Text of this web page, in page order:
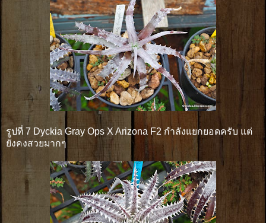
รูปที่ 7 Dyckia Gray Ops X Arizona F2 กำลังแยกยอดครับ แต่
ยังคงสวยมากๆ